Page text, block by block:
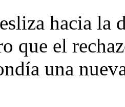
hacia
que el
una